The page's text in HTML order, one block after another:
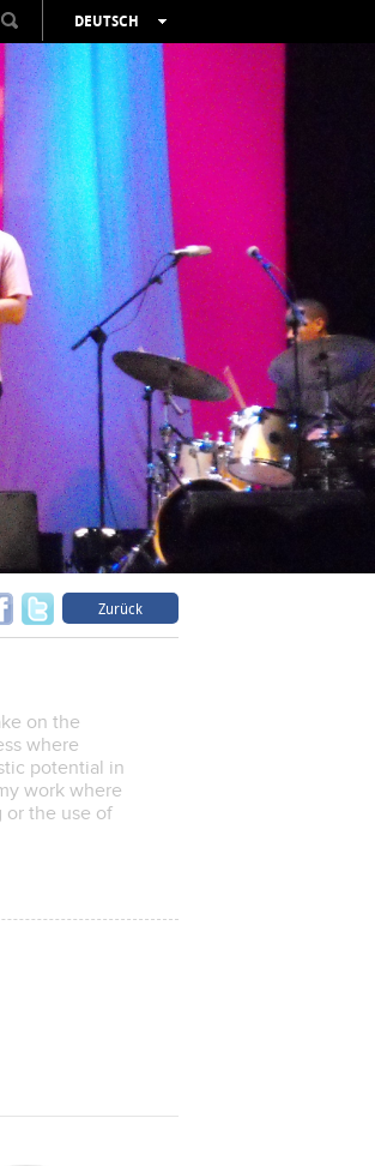
DEUTSCH
ESPAÑOL
VALENCIÀ
ENGLISH
FRANÇAIS
РУССКИЙ
Zurück
on the
where
potential in
work where
or the use of